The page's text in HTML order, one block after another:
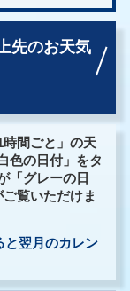
先のお天気
間ごと」の天
色の日付」をタ
「グレーの日
覧いただけま
と翌月のカレン